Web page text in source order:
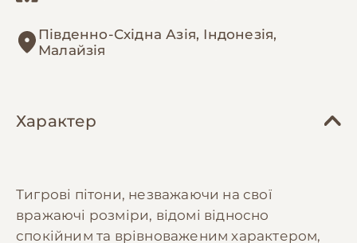
Південно-Східна Азія, Індонезія,
Малайзія
Характер
Тигрові пітони, незважаючи на свої
вражаючі розміри, відомі відносно
спокійним та врівноваженим характером,